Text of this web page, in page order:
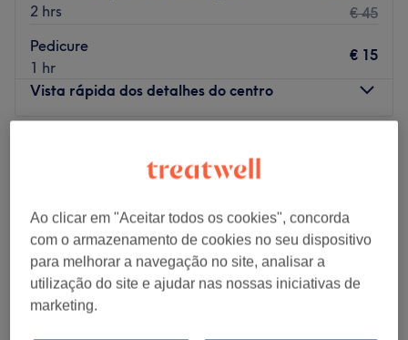
2 hrs
€ 45
Pedicure
1 hr
€ 15
Vista rápida dos detalhes do centro
Sexta-feira
09:30–20:00
Sábado
09:30–20:00
Domingo
Fechado
A Prime Estética & Salão é um espaço dedicado ao
Ao clicar em "Aceitar todos os cookies", concorda
com o armazenamento de cookies no seu dispositivo
para melhorar a navegação no site, analisar a
utilização do site e ajudar nas nossas iniciativas de
marketing.